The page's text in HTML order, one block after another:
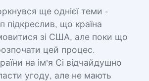
ще однієї теми -
підкреслив, що країна
зі США, але поки що
цей процес.
на ім'я Сі відчайдушно
угоду, але не мають